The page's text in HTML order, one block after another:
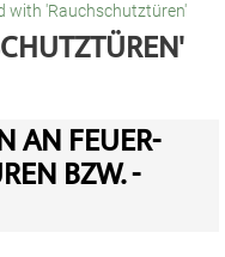
with 'Rauchschutztüren'
AN FEUER-
BZW. -